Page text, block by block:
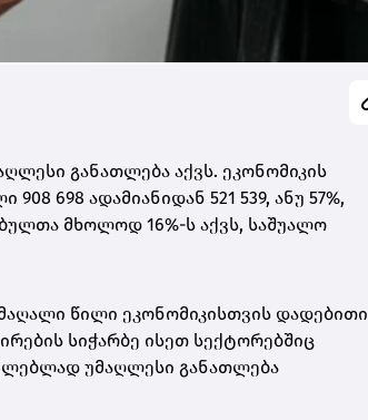
განათლება აქვს. ეკონომიკის
698 ადამიანიდან 521 539, ანუ 57%,
მხოლოდ 16%-ს აქვს, საშუალო
წილი ეკონომიკისთვის დადებითი
სიჭარბე ისეთ სექტორებშიც
უმაღლესი განათლება